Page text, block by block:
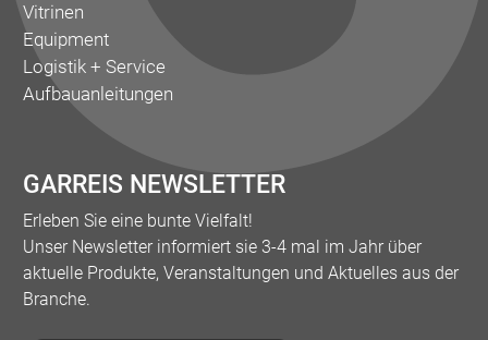
Vitrinen
Equipment
Logistik + Service
Aufbauanleitungen
GARREIS NEWSLETTER
Erleben Sie eine bunte Vielfalt!
Unser Newsletter informiert sie 3-4 mal im Jahr über
aktuelle Produkte, Veranstaltungen und Aktuelles aus der
Branche.